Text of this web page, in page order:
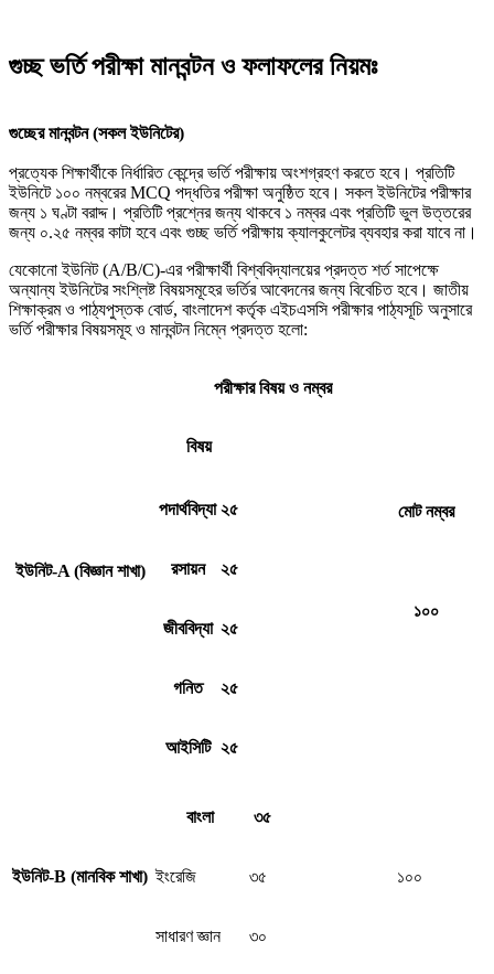
গুচ্ছ ভর্তি পরীক্ষা মানবন্টন ও ফলাফলের নিয়মঃ
গুচ্ছের মানবন্টন (সকল ইউনিটের)
প্রত্যেক শিক্ষার্থীকে নির্ধারিত কেন্দ্রে ভর্তি পরীক্ষায় অংশগ্রহণ করতে হবে। প্রতিটি
ইউনিটে ১০০ নম্বরের MCQ পদ্ধতির পরীক্ষা অনুষ্ঠিত হবে। সকল ইউনিটের পরীক্ষার
জন্য ১ ঘণ্টা বরাদ্দ। প্রতিটি প্রশ্নের জন্য থাকবে ১ নম্বর এবং প্রতিটি ভুল উত্তরের
জন্য ০.২৫ নম্বর কাটা হবে এবং গুচ্ছ ভর্তি পরীক্ষায় ক্যালকুলেটর ব্যবহার করা যাবে না।
যেকোনো ইউনিট (A/B/C)-এর পরীক্ষার্থী বিশ্ববিদ্যালয়ের প্রদত্ত শর্ত সাপেক্ষে
অন্যান্য ইউনিটের সংশ্লিষ্ট বিষয়সমূহের ভর্তির আবেদনের জন্য বিবেচিত হবে। জাতীয়
শিক্ষাক্রম ও পাঠ্যপুস্তক বোর্ড, বাংলাদেশ কর্তৃক এইচএসসি পরীক্ষার পাঠ্যসূচি অনুসারে
ভর্তি পরীক্ষার বিষয়সমূহ ও মানবন্টন নিম্নে প্রদত্ত হলো:
ইউনিট-A (বিজ্ঞান শাখা)
পরীক্ষার বিষয় ও নম্বর
বিষয়
পদার্থবিদ্যা ২৫
রসায়ন ২৫
জীববিদ্যা ২৫
গনিত ২৫
আইসিটি ২৫
মোট নম্বর
১০০
ইউনিট-B (মানবিক শাখা)
বাংলা ৩৫
ইংরেজি ৩৫
সাধারণ জ্ঞান ৩০
১০০